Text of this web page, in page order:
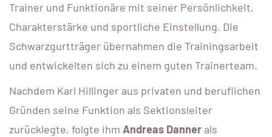
Trainer und Funktionäre mit seiner Persönlichkeit,
Charakterstärke und sportliche Einstellung. Die
Schwarzgurtträger übernahmen die Trainingsarbeit
und entwickelten sich zu einem guten Trainerteam.
Nachdem Karl Hillinger aus privaten und beruflichen
Gründen seine Funktion als Sektionsleiter
zurücklegte, folgte ihm Andreas Danner als